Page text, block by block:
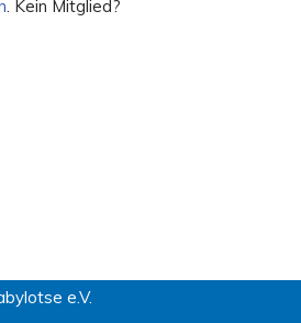
. Kein Mitglied?
e.V.